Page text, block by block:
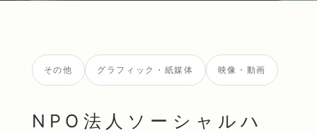
その他 グラフィック・紙媒体 映像・動画
NPO法人ソーシャルハ